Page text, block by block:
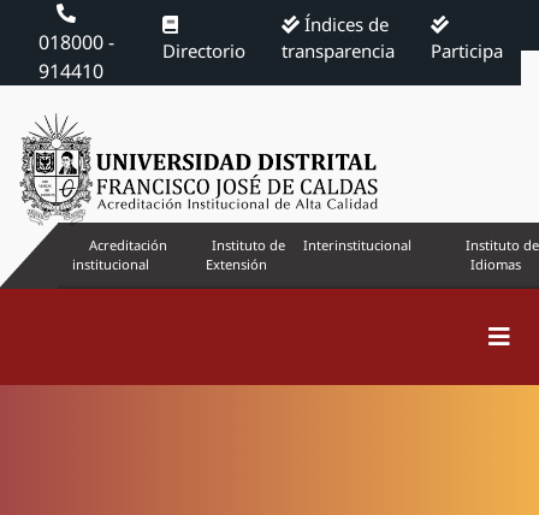
018000 -
914410
Directorio
Índices de
transparencia
Participa
Acreditación
institucional
Instituto de
Extensión
Interinstitucional
Instituto de
Idiomas